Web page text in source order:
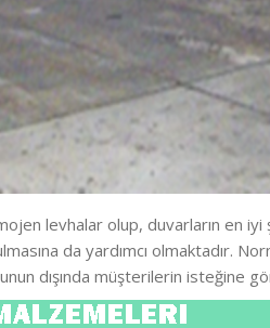
levhalar olup, duvarların en iyi
da yardımcı olmaktadır.
dışında müşterilerin isteğine